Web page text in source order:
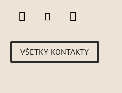
VŠETKY KONTAKTY